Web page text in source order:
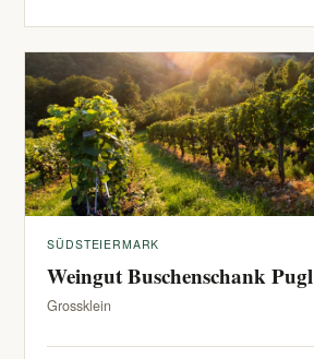
SÜDSTEIERMARK
Weingut Buschenschank Pugl
Grossklein